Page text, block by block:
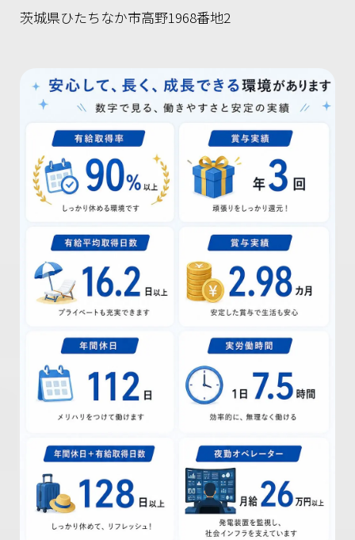
茨城県ひたちなか市高野1968番地2